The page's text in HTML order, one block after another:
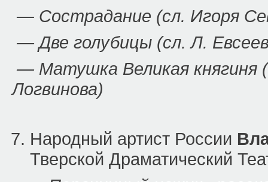
— Сострадание (сл. Игоря
— Две голубицы (сл. Л.
— Матушка Великая княгиня
Логвинова)
Народный артист России
Тверской Драматический